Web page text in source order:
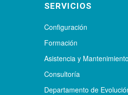
SERVICIOS
Configuración
Formación
Asistencia y Mantenimiento
Consultoría
Departamento de